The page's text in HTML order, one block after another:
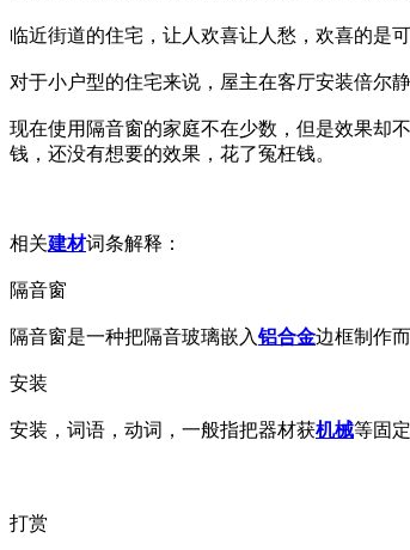
临近街道的住宅，让人欢喜让人愁，欢喜的是
对于小户型的住宅来说，屋主在客厅安装倍尔
现在使用隔音窗的家庭不在少数，但是效果却
钱，还没有想要的效果，花了冤枉钱。
相关建材词条解释：
隔音窗
隔音窗是一种把隔音玻璃嵌入铝合金边框制作
安装
安装，词语，动词，一般指把器材获机械等固
打赏